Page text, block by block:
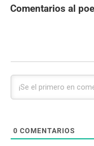
Comentarios al
0 COMENTARIOS